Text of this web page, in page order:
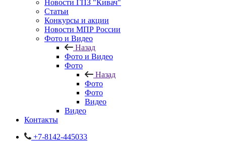
Новости ГПЗ "Кивач"
Статьи
Конкурсы и акции
Новости МПР России
Фото и Видео
Назад
Фото и Видео
Фото
Назад
Фото
Фото
Видео
Видео
Контакты
+7-8142-445033